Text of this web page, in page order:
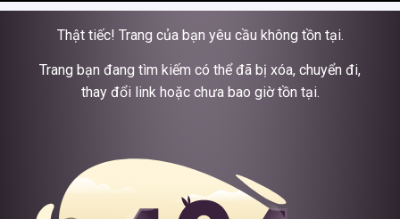
Thật tiếc! Trang của bạn yêu cầu không tồn tại.
Trang bạn đang tìm kiếm có thể đã bị xóa, chuyển đi,
thay đổi link hoặc chưa bao giờ tồn tại.